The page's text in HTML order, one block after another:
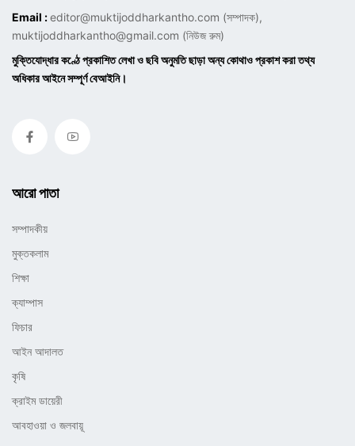
Email :editor@muktijoddharkantho.com (সম্পাদক),
muktijoddharkantho@gmail.com (নিউজ রুম)
মুক্তিযোদ্ধার কণ্ঠে প্রকাশিত লেখা ও ছবি অনুমতি ছাড়া অন্য কোথাও প্রকাশ করা তথ্য
অধিকার আইনে সম্পূর্ণ বেআইনি।
আরো পাতা
সম্পাদকীয়
মুক্তকলাম
শিক্ষা
ক্যাম্পাস
ফিচার
আইন আদালত
কৃষি
ক্রাইম ডায়েরী
আবহাওয়া ও জলবায়ূ